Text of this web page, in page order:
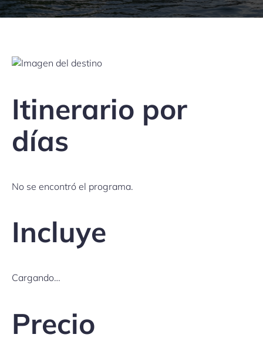
Itinerario por
días
No se encontró el programa.
Incluye
Cargando…
Precio